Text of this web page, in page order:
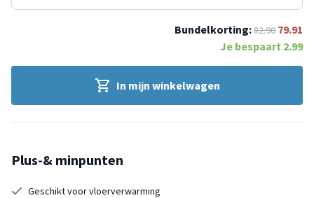
Bundelkorting:82.90 79.91
Je bespaart 2.99
In mijn winkelwagen
Plus-& minpunten
Geschikt voor vloerverwarming